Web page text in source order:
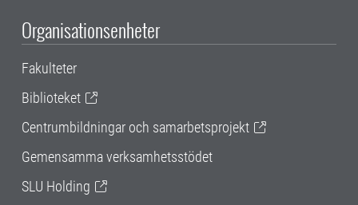
Organisationsenheter
Fakulteter
Biblioteket
Centrumbildningar och samarbetsprojekt
Gemensamma verksamhetsstödet
SLU Holding